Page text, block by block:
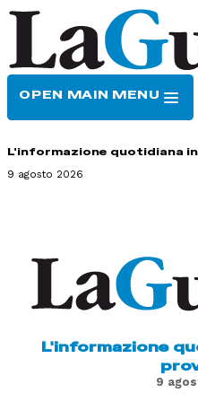
OPEN MAIN MENU
L'informazione quotidiana
9 agosto 2026
L'informazione
9